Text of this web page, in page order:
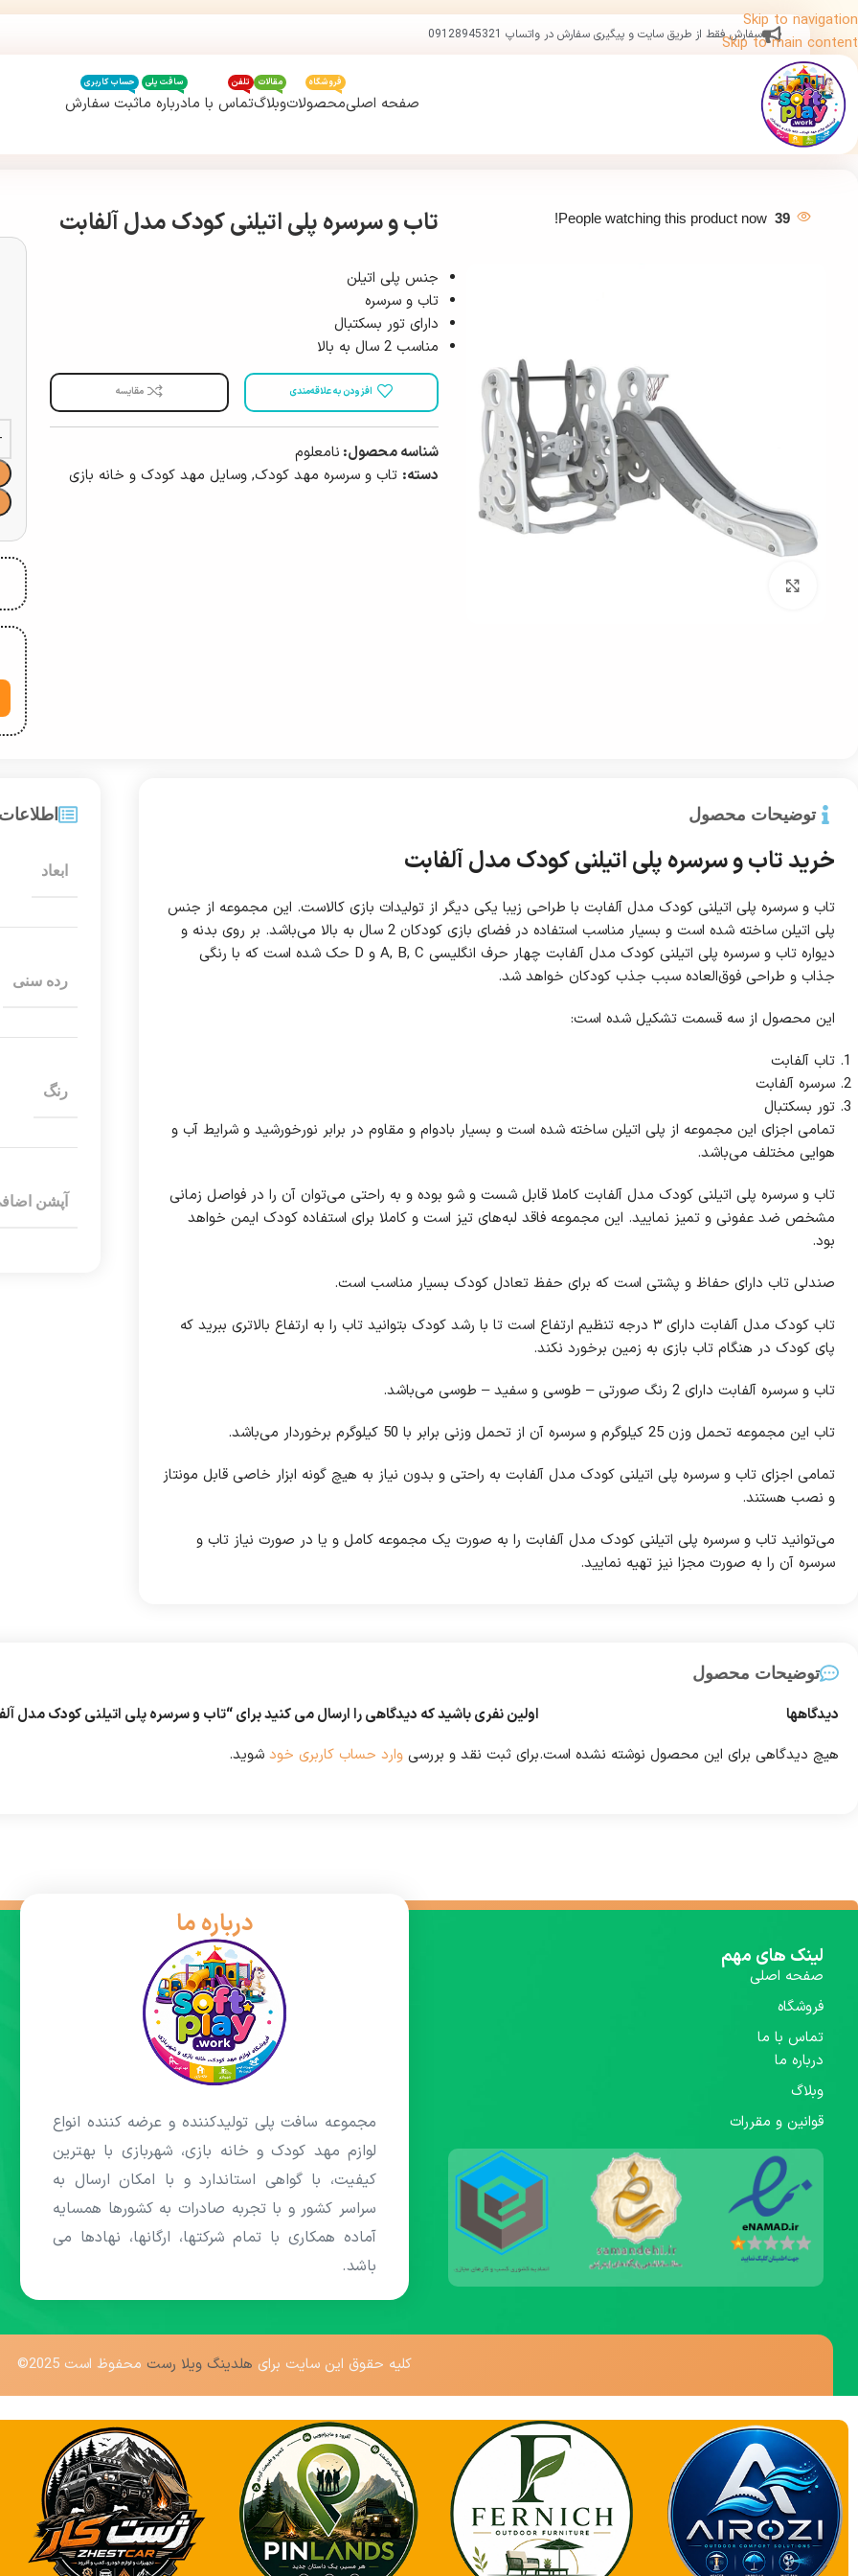
Skip to navigation
Skip to main contentسفارش فقط از طریق سایت و پیگیری سفارش در واتساپ 09128945321
صفحه اصلیمحصولات
فروشگاه
وبلاگ
مقالات
تماس با ما
تلفن
درباره ما
سافت پلی
ثبت سفارش
حساب کاربری
39
People watching this product now! تاب و سرسره پلی اتیلنی کودک مدل آلفابت
جنس پلی اتیلن
تاب و سرسره
دارای تور بسکتبال
مناسب 2 سال به بالا
افزودن به علاقه‌مندی مقایسه
شناسه محصول: نامعلوم
دسته: تاب و سرسره مهد کودک, وسایل مهد کودک و خانه بازی
توضیحات محصول
خرید تاب و سرسره پلی اتیلنی کودک مدل آلفابت
تاب و سرسره پلی اتیلنی کودک مدل آلفابت با طراحی زیبا یکی دیگر از تولیدات بازی کالاست. این مجموعه از جنس
پلی اتیلن ساخته شده است و بسیار مناسب استفاده در فضای بازی کودکان 2 سال به بالا می‌باشد. بر روی بدنه و
دیواره تاب و سرسره پلی اتیلنی کودک مدل آلفابت چهار حرف انگلیسی A, B, C و D حک شده است که با رنگی
جذاب و طراحی فوق‌العاده سبب جذب کودکان خواهد شد.
این محصول از سه قسمت تشکیل شده است:
تاب آلفابت
سرسره آلفابت
تور بسکتبال
تمامی اجزای این مجموعه از پلی اتیلن ساخته شده است و بسیار بادوام و مقاوم در برابر نورخورشید و شرایط آب و
هوایی مختلف می‌باشد.
تاب و سرسره پلی اتیلنی کودک مدل آلفابت کاملا قابل شست و شو بوده و به راحتی می‌توان آن را در فواصل زمانی
مشخص ضد عفونی و تمیز نمایید. این مجموعه فاقد لبه‌های تیز است و کاملا برای استفاده کودک ایمن خواهد
بود.
صندلی تاب دارای حفاظ و پشتی است که برای حفظ تعادل کودک بسیار مناسب است.
تاب کودک مدل آلفابت دارای ۳ درجه تنظیم ارتفاع است تا با رشد کودک بتوانید تاب را به ارتفاع بالاتری ببرید که
پای کودک در هنگام تاب بازی به زمین برخورد نکند.
تاب و سرسره آلفابت دارای 2 رنگ صورتی – طوسی و سفید – طوسی می‌باشد.
تاب این مجموعه تحمل وزن 25 کیلوگرم و سرسره آن از تحمل وزنی برابر با 50 کیلوگرم برخوردار می‌باشد.
تمامی اجزای تاب و سرسره پلی اتیلنی کودک مدل آلفابت به راحتی و بدون نیاز به هیچ گونه ابزار خاصی قابل مونتاز
و نصب هستند.
می‌توانید تاب و سرسره پلی اتیلنی کودک مدل آلفابت را به صورت یک مجموعه کامل و یا در صورت نیاز تاب و
سرسره آن را به صورت مجزا نیز تهیه نمایید.
ابعاد
رده سنی
رنگ
آپشن
توضیحات محصول
دیدگاهها
هیچ دیدگاهی برای این محصول نوشته نشده است.
اولین نفری باشید که دیدگاهی را ارسال می کنید برای “تاب و سرسره پلی اتیلنی کودک مدل
برای ثبت نقد و بررسی وارد حساب کاربری خود شوید.
لینک های مهم
صفحه اصلی
فروشگاه
تماس با ما
درباره ما
وبلاگ
قوانین و مقررات
درباره ما
مجموعه سافت پلی تولیدکننده و عرضه کننده انواع
لوازم مهد کودک و خانه بازی، شهربازی با بهترین
کیفیت، با گواهی استاندارد و با امکان ارسال به
سراسر کشور و با تجربه صادرات به کشورها همسایه
آماده همکاری با تمام شرکتها، ارگانها، نهادها می
باشد.
کلیه حقوق این سایت برای هلدینگ ویلا رست محفوظ است 2025©